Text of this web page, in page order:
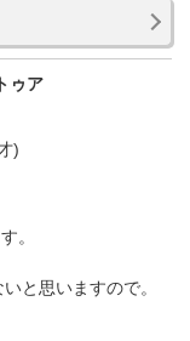
ゥア
)
。
と思いますので。